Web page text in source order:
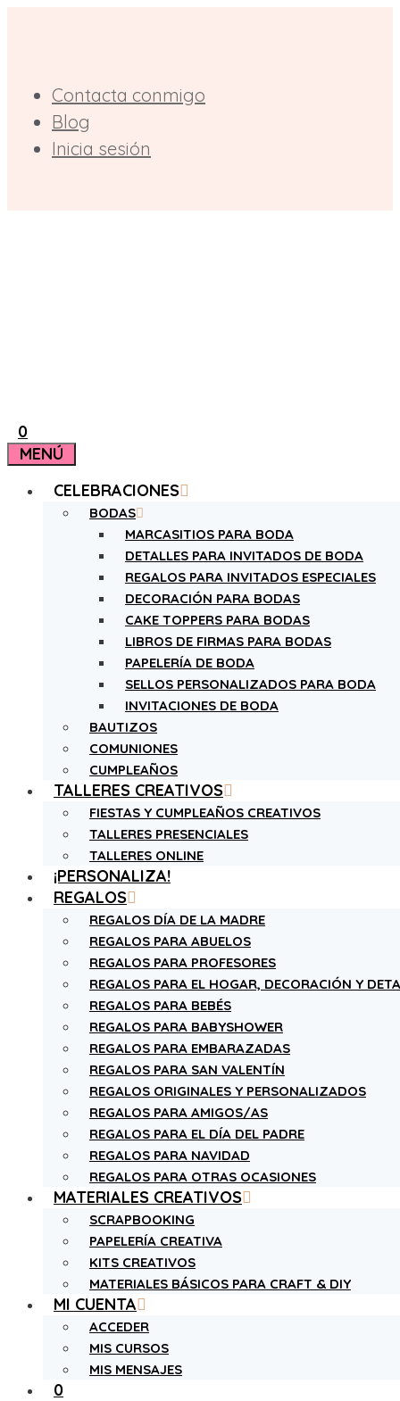
Contacta conmigo
Blog
Inicia sesión
0
MENÚ
CELEBRACIONES
BODAS
MARCASITIOS PARA BODA
DETALLES PARA INVITADOS DE BODA
REGALOS PARA INVITADOS ESPECIALES
DECORACIÓN PARA BODAS
CAKE TOPPERS PARA BODAS
LIBROS DE FIRMAS PARA BODAS
PAPELERÍA DE BODA
SELLOS PERSONALIZADOS PARA BODA
INVITACIONES DE BODA
BAUTIZOS
COMUNIONES
CUMPLEAÑOS
TALLERES CREATIVOS
FIESTAS Y CUMPLEAÑOS CREATIVOS
TALLERES PRESENCIALES
TALLERES ONLINE
¡PERSONALIZA!
REGALOS
REGALOS DÍA DE LA MADRE
REGALOS PARA ABUELOS
REGALOS PARA PROFESORES
REGALOS PARA EL HOGAR, DECORACIÓN Y
REGALOS PARA BEBÉS
REGALOS PARA BABYSHOWER
REGALOS PARA EMBARAZADAS
REGALOS PARA SAN VALENTÍN
REGALOS ORIGINALES Y PERSONALIZADOS
REGALOS PARA AMIGOS/AS
REGALOS PARA EL DÍA DEL PADRE
REGALOS PARA NAVIDAD
REGALOS PARA OTRAS OCASIONES
MATERIALES CREATIVOS
SCRAPBOOKING
PAPELERÍA CREATIVA
KITS CREATIVOS
MATERIALES BÁSICOS PARA CRAFT & DIY
MI CUENTA
ACCEDER
MIS CURSOS
MIS MENSAJES
0